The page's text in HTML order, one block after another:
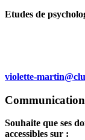
Etudes de
violette-
Communication
Souhaite que ses
accessibles sur :